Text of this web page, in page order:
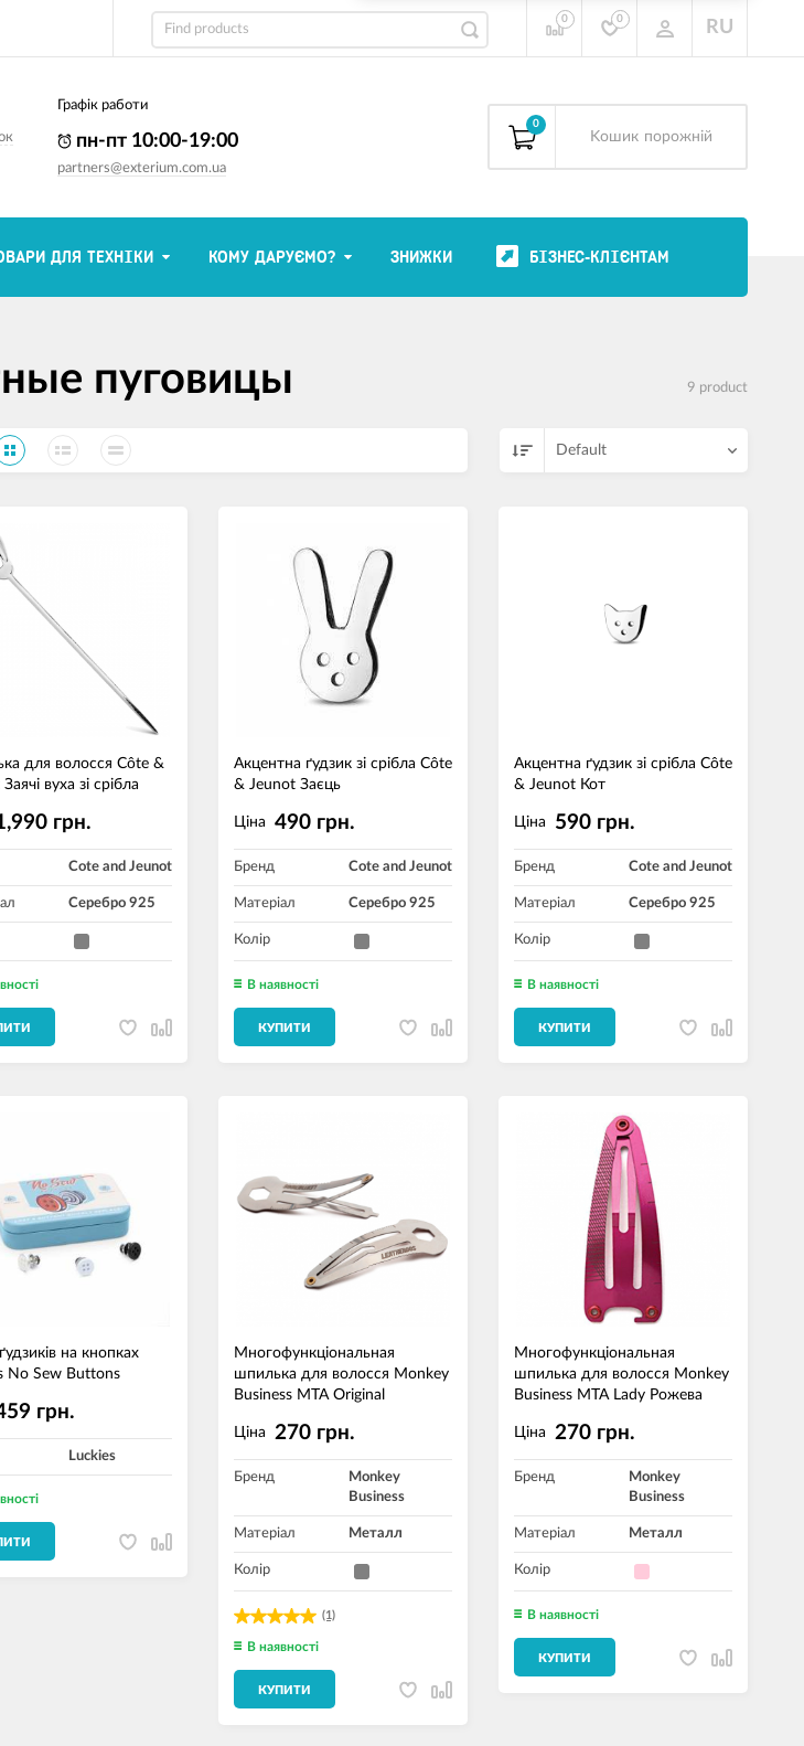
0 0 RU
Графік работи
пн-пт 10:00-19:00
partners@exterium.com.ua
0
Kошик порожній
ДЛЯ ТЕХНІКИ КОМУ ДАРУЄМО? ЗНИЖКИ БІЗНЕС-КЛІЄНТАМ
пуговицы 9 product
Default
для волосся Côte &
вуха зі срібла
грн.
Cote and Jeunot
Серебро 925
Акцентна ґудзик зі срібла Côte
& Jeunot Заєць
Ціна 490 грн.
Бренд Cote and Jeunot
Матеріал Серебро 925
Колір
В наявності
КУПИТИ
Акцентна ґудзик зі срібла Côte
& Jeunot Кот
Ціна 590 грн.
Бренд Cote and Jeunot
Матеріал Серебро 925
Колір
В наявності
КУПИТИ
на кнопках
No Sew Buttons
грн.
Luckies
Mногофункціональная
шпилька для волосся Monkey
Business MTA Original
(1)
Ціна 270 грн.
Бренд
Monkey
Business
Матеріал Металл
Колір
В наявності
КУПИТИ
Mногофункціональная
шпилька для волосся Monkey
Business MTA Lady Рожева
Ціна 270 грн.
Бренд
Monkey
Business
Матеріал Металл
Колір
В наявності
КУПИТИ